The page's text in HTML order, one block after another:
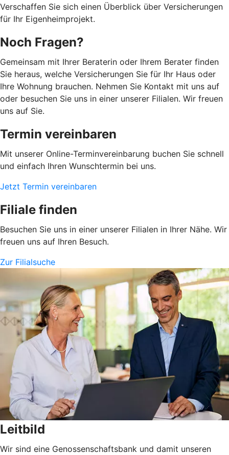
Verschaffen Sie sich einen Überblick über Versicherungen
für Ihr Eigenheimprojekt.
Noch Fragen?
Gemeinsam mit Ihrer Beraterin oder Ihrem Berater finden
Sie heraus, welche Versicherungen Sie für Ihr Haus oder
Ihre Wohnung brauchen. Nehmen Sie Kontakt mit uns auf
oder besuchen Sie uns in einer unserer Filialen. Wir freuen
uns auf Sie.
Termin vereinbaren
Mit unserer Online-Terminvereinbarung buchen Sie schnell
und einfach Ihren Wunschtermin bei uns.
Jetzt Termin vereinbaren
Filiale finden
Besuchen Sie uns in einer unserer Filialen in Ihrer Nähe. Wir
freuen uns auf Ihren Besuch.
Zur Filialsuche
Leitbild
Wir sind eine Genossenschaftsbank und damit unseren